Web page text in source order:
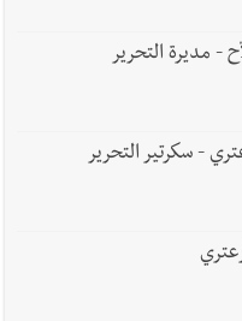
- مديرة التحرير
- سكرتير التحرير